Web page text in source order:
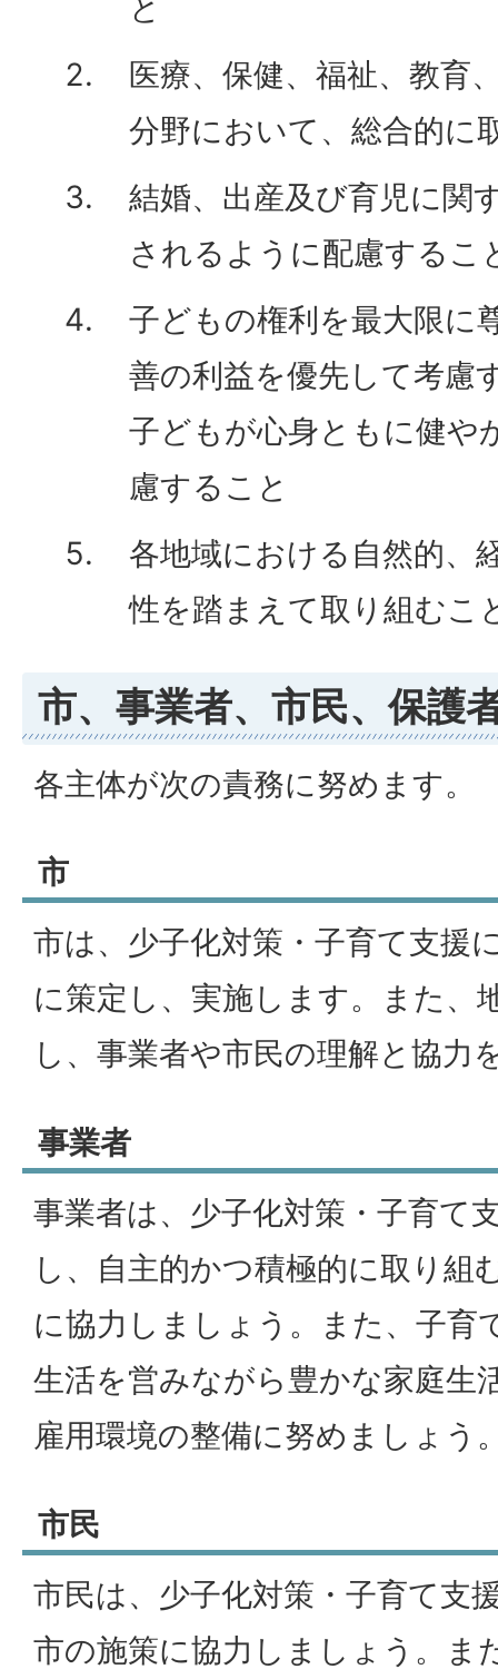
と
医療、保健、福祉、教育
分野において、総合的に
結婚、出産及び育児に関
されるように配慮するこ
子どもの権利を最大限に
善の利益を優先して考慮
子どもが心身ともに健や
慮すること
各地域における自然的、
性を踏まえて取り組むこ
市、事業者、市民、保護
各主体が次の責務に努めます。
市
市は、少子化対策・子育て支援
に策定し、実施します。また、
し、事業者や市民の理解と協力
事業者
事業者は、少子化対策・子育て
し、自主的かつ積極的に取り組
に協力しましょう。また、子育
生活を営みながら豊かな家庭生
雇用環境の整備に努めましょう
市民
市民は、少子化対策・子育て支
市の施策に協力しましょう。ま